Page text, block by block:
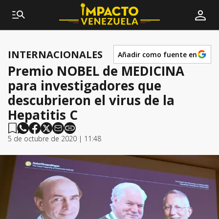
INTERNACIONALES Añadir como fuente en
Premio NOBEL de MEDICINA
para investigadores que
descubrieron el virus de la
Hepatitis C
5 de octubre de 2020 | 11:48